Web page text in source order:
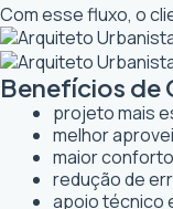
Com esse fluxo, o
Benefícios de
projeto mais
melhor
maior
redução de
apoio técnico